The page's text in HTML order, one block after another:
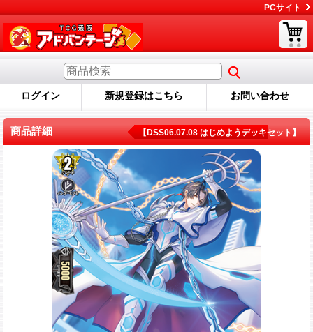
PCサイト
ログイン 新規登録はこちら お問い合わせ
商品詳細 【DSS06.07.08 はじめようデッキセット】